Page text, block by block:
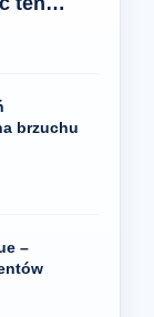
brzuchu
–